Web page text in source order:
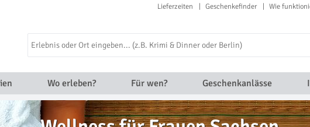
Lieferzeiten Geschenkefinder Wie
Wo erleben? Für wen? Geschenkanlässe